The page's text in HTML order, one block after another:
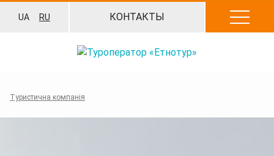
UA RU КОНТАКТЫ
Туристична компанія